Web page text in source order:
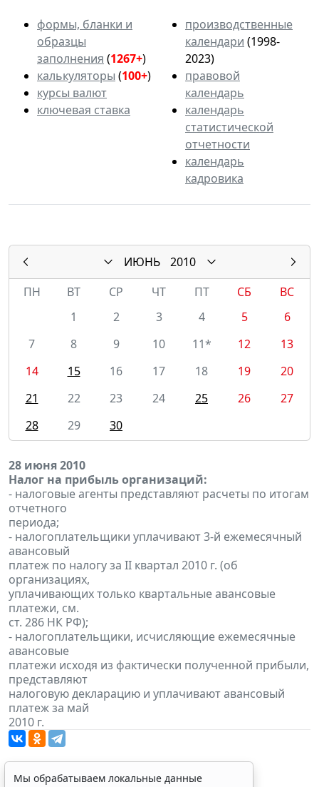
формы, бланки и
образцы
заполнения (1267+)
калькуляторы (100+)
курсы валют
ключевая ставка
производственные
календари (1998-
2023)
правовой
календарь
календарь
статистической
отчетности
календарь
кадровика
ИЮНЬ
2010
ПН
ВТ СР ЧТ ПТ СБ
ВС
1
2 3 4 5
6
7
8 9 10 11* 12
13
14
15 16 17 18 19
20
21
22 23 24 25 26
27
28
29 30
28 июня 2010
Налог на прибыль организаций:
- налоговые агенты представляют расчеты по итогам
отчетного
периода;
- налогоплательщики уплачивают 3-й ежемесячный
авансовый
платеж по налогу за II квартал 2010 г. (об
организациях,
уплачивающих только квартальные авансовые
платежи, см.
ст. 286 НК РФ);
- налогоплательщики, исчисляющие ежемесячные
авансовые
платежи исходя из фактически полученной прибыли,
представляют
налоговую декларацию и уплачивают авансовый
платеж за май
2010 г.
Мы обрабатываем локальные данные